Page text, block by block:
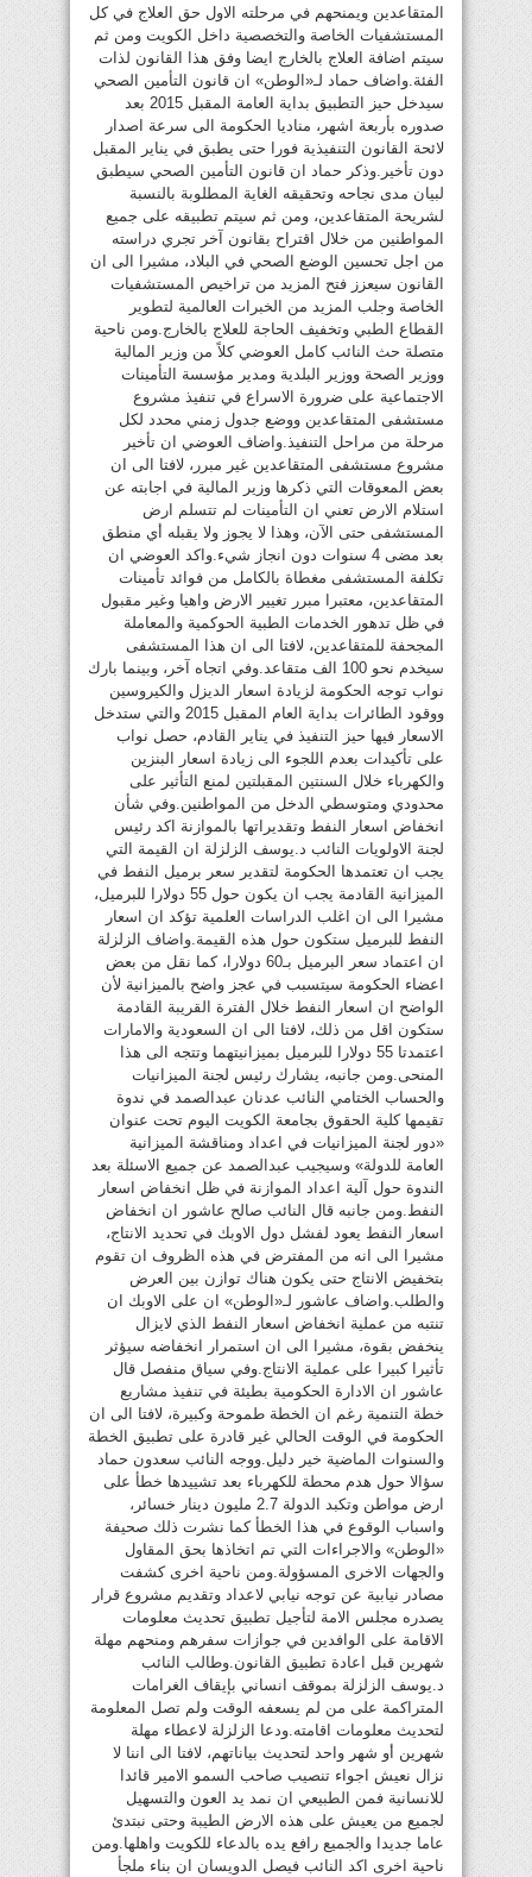
المتقاعدين ويمنحهم في مرحلته الاول حق العلاج في كل
المستشفيات الخاصة والتخصصية داخل الكويت ومن ثم
سيتم اضافة العلاج بالخارج ايضا وفق هذا القانون لذات
الفئة.واضاف حماد لـ«الوطن» ان قانون التأمين الصحي
سيدخل حيز التطبيق بداية العامة المقبل 2015 بعد
صدوره بأربعة اشهر، مناديا الحكومة الى سرعة اصدار
لائحة القانون التنفيذية فورا حتى يطبق في يناير المقبل
دون تأخير.وذكر حماد ان قانون التأمين الصحي سيطبق
لبيان مدى نجاحه وتحقيقه الغاية المطلوبة بالنسبة
لشريحة المتقاعدين، ومن ثم سيتم تطبيقه على جميع
المواطنين من خلال اقتراح بقانون آخر تجري دراسته
من اجل تحسين الوضع الصحي في البلاد، مشيرا الى ان
القانون سيعزز فتح المزيد من تراخيص المستشفيات
الخاصة وجلب المزيد من الخبرات العالمية لتطوير
القطاع الطبي وتخفيف الحاجة للعلاج بالخارج.ومن ناحية
متصلة حث النائب كامل العوضي كلاً من وزير المالية
ووزير الصحة ووزير البلدية ومدير مؤسسة التأمينات
الاجتماعية على ضرورة الاسراع في تنفيذ مشروع
مستشفى المتقاعدين ووضع جدول زمني محدد لكل
مرحلة من مراحل التنفيذ.واضاف العوضي ان تأخير
مشروع مستشفى المتقاعدين غير مبرر، لافتا الى ان
بعض المعوقات التي ذكرها وزير المالية في اجابته عن
استلام الارض تعني ان التأمينات لم تتسلم ارض
المستشفى حتى الآن، وهذا لا يجوز ولا يقبله أي منطق
بعد مضى 4 سنوات دون انجاز شيء.واكد العوضي ان
تكلفة المستشفى مغطاة بالكامل من فوائد تأمينات
المتقاعدين، معتبرا مبرر تغيير الارض واهيا وغير مقبول
في ظل تدهور الخدمات الطبية الحوكمية والمعاملة
المجحفة للمتقاعدين، لافتا الى ان هذا المستشفى
سيخدم نحو 100 الف متقاعد.وفي اتجاه آخر، وبينما بارك
نواب توجه الحكومة لزيادة اسعار الديزل والكيروسين
ووقود الطائرات بداية العام المقبل 2015 والتي ستدخل
الاسعار فيها حيز التنفيذ في يناير القادم، حصل نواب
على تأكيدات بعدم اللجوء الى زيادة اسعار البنزين
والكهرباء خلال السنتين المقبلتين لمنع التأثير على
محدودي ومتوسطي الدخل من المواطنين.وفي شأن
انخفاض اسعار النفط وتقديراتها بالموازنة اكد رئيس
لجنة الاولويات النائب د.يوسف الزلزلة ان القيمة التي
يجب ان تعتمدها الحكومة لتقدير سعر برميل النفط في
الميزانية القادمة يجب ان يكون حول 55 دولارا للبرميل،
مشيرا الى ان اغلب الدراسات العلمية تؤكد ان اسعار
النفط للبرميل ستكون حول هذه القيمة.واضاف الزلزلة
ان اعتماد سعر البرميل بـ60 دولارا، كما نقل من بعض
اعضاء الحكومة سيتسبب في عجز واضح بالميزانية لأن
الواضح ان اسعار النفط خلال الفترة القريبة القادمة
ستكون اقل من ذلك، لافتا الى ان السعودية والامارات
اعتمدتا 55 دولارا للبرميل بميزانيتهما وتتجه الى هذا
المنحى.ومن جانبه، يشارك رئيس لجنة الميزانيات
والحساب الختامي النائب عدنان عبدالصمد في ندوة
تقيمها كلية الحقوق بجامعة الكويت اليوم تحت عنوان
«دور لجنة الميزانيات في اعداد ومناقشة الميزانية
العامة للدولة» وسيجيب عبدالصمد عن جميع الاسئلة بعد
الندوة حول آلية اعداد الموازنة في ظل انخفاض اسعار
النفط.ومن جانبه قال النائب صالح عاشور ان انخفاض
اسعار النفط يعود لفشل دول الاوبك في تحديد الانتاج،
مشيرا الى انه من المفترض في هذه الظروف ان تقوم
بتخفيض الانتاج حتى يكون هناك توازن بين العرض
والطلب.واضاف عاشور لـ«الوطن» ان على الاوبك ان
تنتبه من عملية انخفاض اسعار النفط الذي لايزال
ينخفض بقوة، مشيرا الى ان استمرار انخفاضه سيؤثر
تأثيرا كبيرا على عملية الانتاج.وفي سياق منفصل قال
عاشور ان الادارة الحكومية بطيئة في تنفيذ مشاريع
خطة التنمية رغم ان الخطة طموحة وكبيرة، لافتا الى ان
الحكومة في الوقت الحالي غير قادرة على تطبيق الخطة
والسنوات الماضية خير دليل.ووجه النائب سعدون حماد
سؤالا حول هدم محطة للكهرباء بعد تشييدها خطأ على
ارض مواطن وتكبد الدولة 2.7 مليون دينار خسائر،
واسباب الوقوع في هذا الخطأ كما نشرت ذلك صحيفة
«الوطن» والاجراءات التي تم اتخاذها بحق المقاول
والجهات الاخرى المسؤولة.ومن ناحية اخرى كشفت
مصادر نيابية عن توجه نيابي لاعداد وتقديم مشروع قرار
يصدره مجلس الامة لتأجيل تطبيق تحديث معلومات
الاقامة على الوافدين في جوازات سفرهم ومنحهم مهلة
شهرين قبل اعادة تطبيق القانون.وطالب النائب
د.يوسف الزلزلة بموقف انساني بإيقاف الغرامات
المتراكمة على من لم يسعفه الوقت ولم تصل المعلومة
لتحديث معلومات اقامته.ودعا الزلزلة لاعطاء مهلة
شهرين أو شهر واحد لتحديث بياناتهم، لافتا الى اننا لا
نزال نعيش اجواء تنصيب صاحب السمو الامير قائدا
للانسانية فمن الطبيعي ان نمد يد العون والتسهيل
لجميع من يعيش على هذه الارض الطيبة وحتى نبتدئ
عاما جديدا والجميع رافع يده بالدعاء للكويت واهلها.ومن
ناحية اخرى اكد النائب فيصل الدويسان ان بناء ملجأ